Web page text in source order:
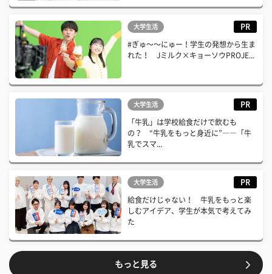
大学生活 PR
#ぎゅ〜〜にゅー！学生の発想から生ま
れた！ Jミルク×キョーソウPROJE...
大学生活 PR
「牛乳」は学校給食だけで飲むも
の？ “牛乳をもっと身近に”――「牛
乳でスマ...
大学生活 PR
給食だけじゃない！ 牛乳をもっと楽
しむアイデア、学生が本気で考えてみ
た
もっと見る